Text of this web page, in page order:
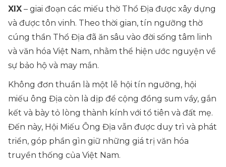
XIX – giai đoạn các miếu thờ Thổ Địa được xây dựng
và được tôn vinh. Theo thời gian, tín ngưỡng thờ
cúng thần Thổ Địa đã ăn sâu vào đời sống tâm linh
và văn hóa Việt Nam, nhằm thể hiện ước nguyện về
sự bảo hộ và may mắn.
Không đơn thuần là một lễ hội tín ngưỡng, hội
miếu ông Địa còn là dịp để cộng đồng sum vầy, gắn
kết và bày tỏ lòng thành kính với tổ tiên và đất mẹ.
Đến này, Hội Miếu Ông Địa vẫn được duy trì và phát
triển, góp phần gìn giữ những giá trị văn hóa
truyền thống của Việt Nam.